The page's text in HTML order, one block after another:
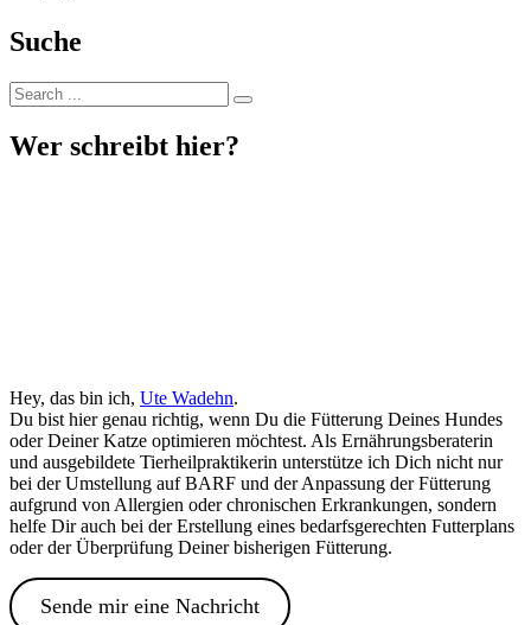
Suche
Wer schreibt hier?
Hey, das bin ich, Ute Wadehn.
Du bist hier genau richtig, wenn Du die Fütterung Deines Hundes
oder Deiner Katze optimieren möchtest. Als Ernährungsberaterin
und ausgebildete Tierheilpraktikerin unterstütze ich Dich nicht nur
bei der Umstellung auf BARF und der Anpassung der Fütterung
aufgrund von Allergien oder chronischen Erkrankungen, sondern
helfe Dir auch bei der Erstellung eines bedarfsgerechten Futterplans
oder der Überprüfung Deiner bisherigen Fütterung.
Sende mir eine Nachricht